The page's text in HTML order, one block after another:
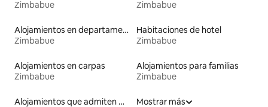
Zimbabue
Zimbabue
Alojamientos en departamentos con servicios incluidos
Zimbabue
Habitaciones de hotel
Zimbabue
Alojamientos en carpas
Zimbabue
Alojamientos para familias
Zimbabue
Alojamientos que admiten mascotas
Mostrar más